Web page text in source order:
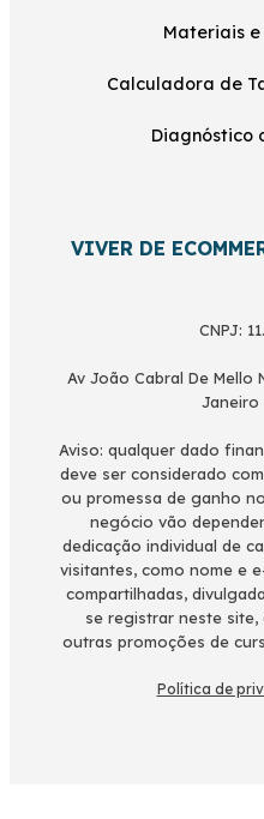
Materiais
Calculadora de
Diagnóstico
VIVER DE
CNPJ:
Av João Cabral De Mello
Janeiro
Aviso: qualquer dado
deve ser considerado
ou promessa de ganho
negócio vão
dedicação individual de
visitantes, como nome e
compartilhadas,
se registrar neste
outras promoções de
Política de